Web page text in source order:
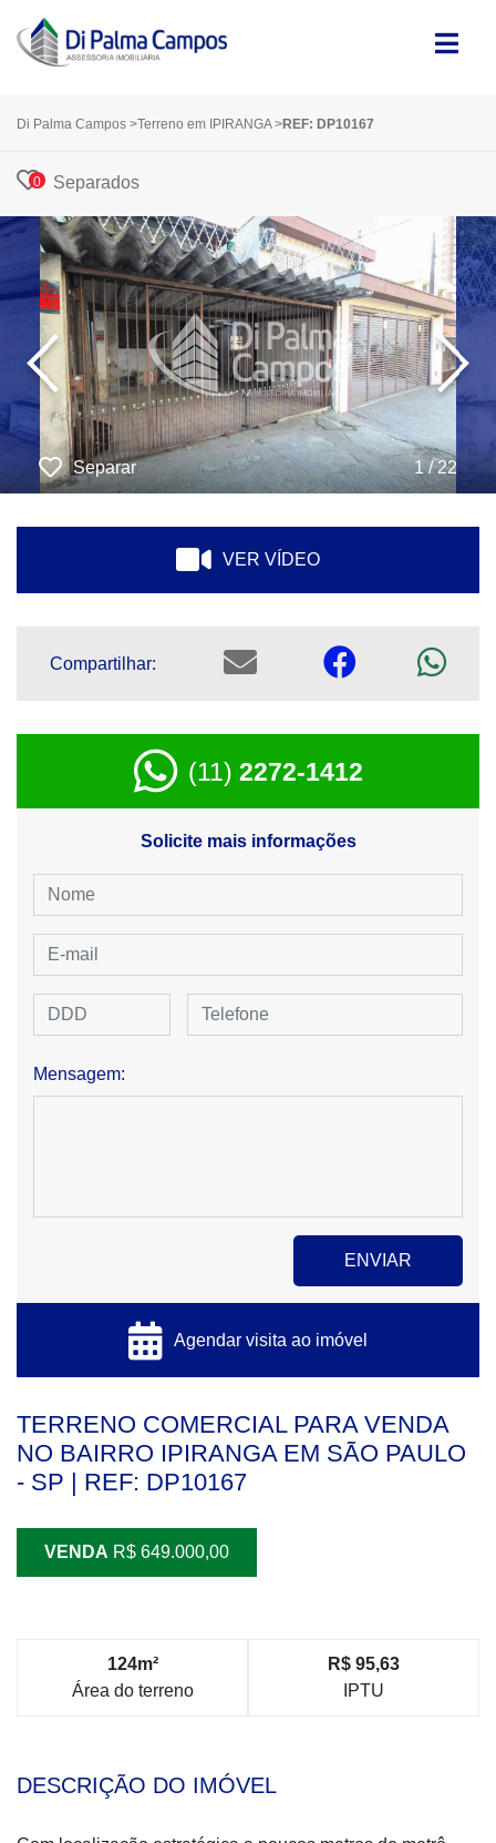
Di Palma Campos >Terreno em IPIRANGA >REF: DP10167
0 Separados
‹ ›
Separar 1 / 22
VER VÍDEO
Compartilhar:
(11) 2272-1412
Solicite mais informações
Mensagem:
Agendar visita ao imóvel
TERRENO COMERCIAL PARA VENDA
NO BAIRRO IPIRANGA EM SÃO PAULO
- SP | REF: DP10167
VENDA R$ 649.000,00
124m²
Área do terreno
R$ 95,63
IPTU
DESCRIÇÃO DO IMÓVEL